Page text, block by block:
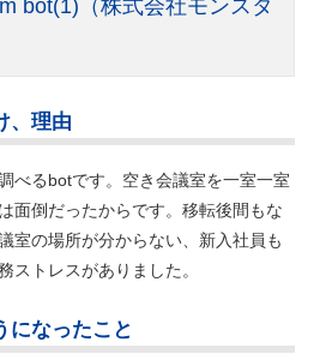
bot(1) （株式会社モンスタ
、理由
べるbotです。空き会議室を一室一室
面倒だったからです。移転後間もな
室の場所が分からない、新入社員も
ストレスがありました。
になったこと